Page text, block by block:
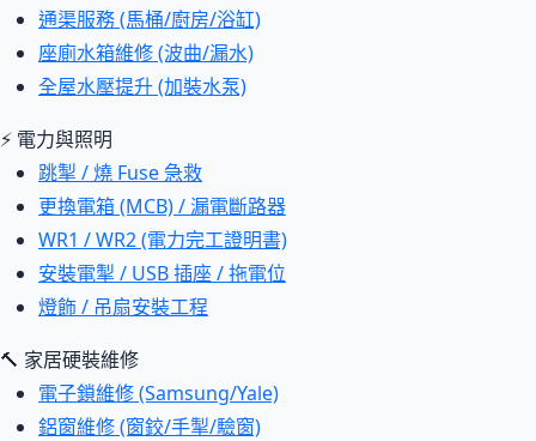
通渠服務 (馬桶/廚房/浴缸)
座廁水箱維修 (波曲/漏水)
全屋水壓提升 (加裝水泵)
⚡ 電力與照明
跳掣 / 燒 Fuse 急救
更換電箱 (MCB) / 漏電斷路器
WR1 / WR2 (電力完工證明書)
安裝電掣 / USB 插座 / 拖電位
燈飾 / 吊扇安裝工程
🔨 家居硬裝維修
電子鎖維修 (Samsung/Yale)
鋁窗維修 (窗鉸/手掣/驗窗)